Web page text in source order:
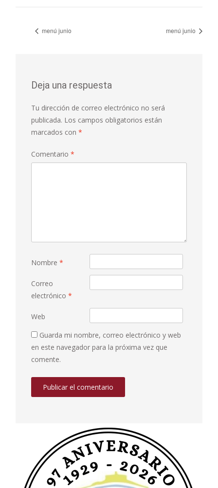
menú junio menú junio
Deja una respuesta
Tu dirección de correo electrónico no será
publicada. Los campos obligatorios están
marcados con *
Comentario *
Nombre *
Correo
electrónico *
Web
Guarda mi nombre, correo electrónico y web
en este navegador para la próxima vez que
comente.